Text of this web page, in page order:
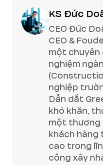
KS Đức
CEO Đức
CEO &
một chuyên
nghiệm
nghiệp
Dẫn dắt
khó khăn,
một thương
khách hàng
cao trong
công xây